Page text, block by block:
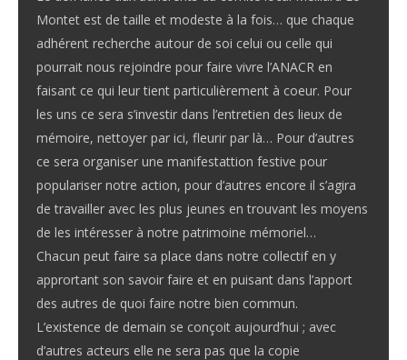
Montet est de taille et modeste à la fois… que chaque
adhérent recherche autour de soi celui ou celle qui
pourrait nous rejoindre pour faire vivre l’ANACR en
faisant ce qui leur tient particulièrement à coeur. Pour
les uns ce sera s’investir dans l’entretien des lieux de
mémoire, nettoyer par ici, fleurir par là… Pour d’autres
ce sera organiser une manifestattion festive pour
populariser notre action, pour d’autres encore il s’agira
de travailler avec les plus jeunes en trouvant les moyens
de les intéresser à notre patrimoine mémoriel…
Chacun peut faire sa place dans notre collectif en y
apprortant son savoir faire et en puisant dans l’apport
des autres de quoi faire notre bien commun.
L’existence de demain se conçoit aujourd’hui ; avec
d’autres acteurs elle ne sera pas que la copie